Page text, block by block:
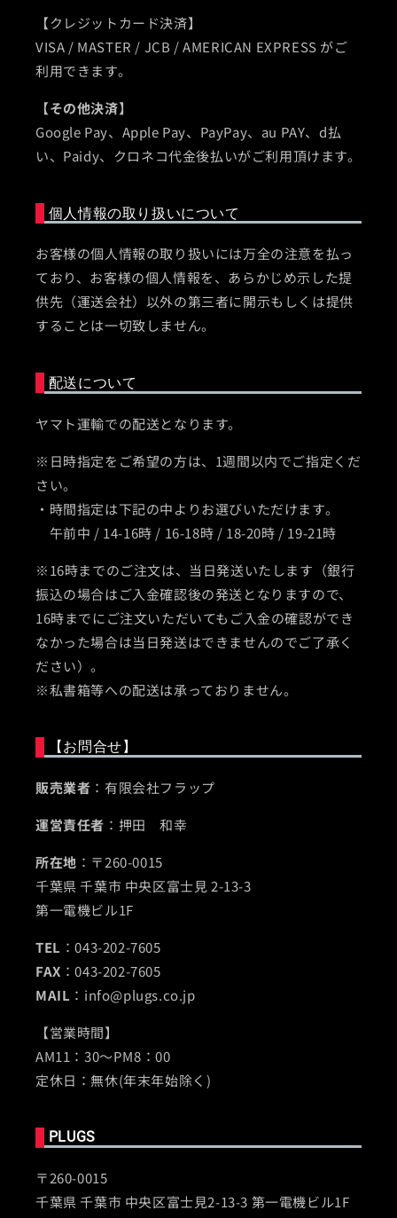
【クレジットカード決済】
VISA / MASTER / JCB / AMERICAN EXPRESS がご
利用できます。
【その他決済】
Google Pay、Apple Pay、PayPay、au PAY、d払
い、Paidy、クロネコ代金後払いがご利用頂けます。
個人情報の取り扱いについて
お客様の個人情報の取り扱いには万全の注意を払っ
ており、お客様の個人情報を、あらかじめ示した提
供先（運送会社）以外の第三者に開示もしくは提供
することは一切致しません。
配送について
ヤマト運輸での配送となります。
※日時指定をご希望の方は、1週間以内でご指定くだ
さい。
・時間指定は下記の中よりお選びいただけます。
午前中 / 14-16時 / 16-18時 / 18-20時 / 19-21時
※16時までのご注文は、当日発送いたします（銀行
振込の場合はご入金確認後の発送となりますので、
16時までにご注文いただいてもご入金の確認ができ
なかった場合は当日発送はできませんのでご了承く
ださい）。
※私書箱等への配送は承っておりません。
【お問合せ】
販売業者 ：有限会社フラップ
運営責任者 ：押田 和幸
所在地 ：〒260-0015
千葉県 千葉市 中央区富士見 2-13-3
第一電機ビル1F
TEL ：043-202-7605
FAX ：043-202-7605
MAIL ：info@plugs.co.jp
【営業時間】
AM11：30～PM8：00
定休日：無休(年末年始除く)
PLUGS
〒260-0015
千葉県 千葉市 中央区富士見2-13-3 第一電機ビル1F